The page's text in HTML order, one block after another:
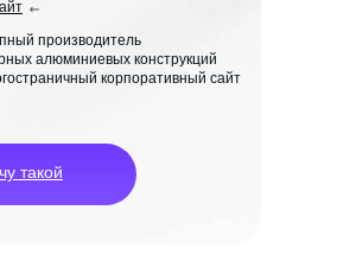
производитель
алюминиевых конструкций
корпоративный сайт
такой